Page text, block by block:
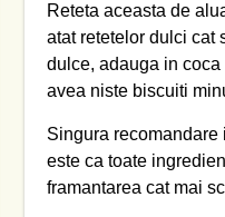
Reteta aceasta de
atat retetelor dulci cat
dulce, adauga in
avea niste biscuiti
Singura
este ca toate
framantarea cat mai